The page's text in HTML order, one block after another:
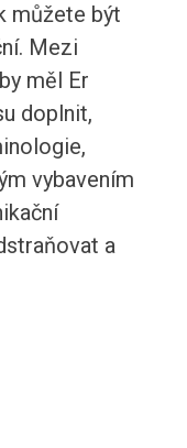
můžete být
Mezi
měl Er
doplnit,
vybavením
a